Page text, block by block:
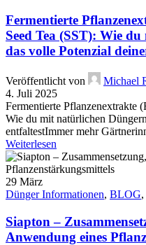
Fermentierte
Seed Tea (SST): Wie
das volle Potenzial
Veröffentlicht von
Michael
4. Juli 2025
Fermentierte Pflanzenextrakte
Wie du mit natürlichen
entfaltestImmer mehr
Weiterlesen
29 März
Dünger Informationen, BLOG,
Siapton –
Anwendung eines